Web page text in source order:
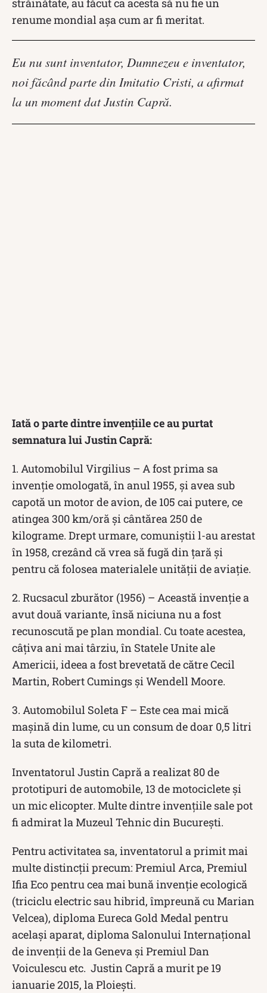
străinătate, au făcut ca acesta să nu fie un
renume mondial așa cum ar fi meritat.
Eu nu sunt inventator, Dumnezeu e inventator,
noi făcând parte din Imitatio Cristi, a afirmat
la un moment dat Justin Capră.
Iată o parte dintre invențiile ce au purtat
semnatura lui Justin Capră:
1. Automobilul Virgilius – A fost prima sa
invenție omologată, în anul 1955, și avea sub
capotă un motor de avion, de 105 cai putere, ce
atingea 300 km/oră și cântărea 250 de
kilograme. Drept urmare, comuniștii l-au arestat
în 1958, crezând că vrea să fugă din țară și
pentru că folosea materialele unității de aviație.
2. Rucsacul zburător (1956) – Această invenție a
avut două variante, însă niciuna nu a fost
recunoscută pe plan mondial. Cu toate acestea,
câțiva ani mai târziu, în Statele Unite ale
Americii, ideea a fost brevetată de către Cecil
Martin, Robert Cumings și Wendell Moore.
3. Automobilul Soleta F – Este cea mai mică
mașină din lume, cu un consum de doar 0,5 litri
la suta de kilometri.
Inventatorul Justin Capră a realizat 80 de
prototipuri de automobile, 13 de motociclete și
un mic elicopter. Multe dintre invențiile sale pot
fi admirat la Muzeul Tehnic din București.
Pentru activitatea sa, inventatorul a primit mai
multe distincții precum: Premiul Arca, Premiul
Ifia Eco pentru cea mai bună invenție ecologică
(triciclu electric sau hibrid, împreună cu Marian
Velcea), diploma Eureca Gold Medal pentru
același aparat, diploma Salonului Internațional
de invenții de la Geneva și Premiul Dan
Voiculescu etc. Justin Capră a murit pe 19
ianuarie 2015, la Ploiești.